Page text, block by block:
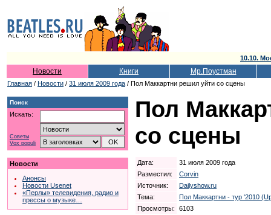
10.10.
Новости Книги Мр.Поустман
Главная / Новости / 31 июля 2009 года / Пол Маккартни решил уйти со сцены
Поиск
Искать:
Советы
Vox populi
Новости
Анонсы
Новости Usenet
«Перлы» телевидения, радио и
прессы о музыке…
Пол
со сцены
Дата:
31 июля 2009 года
Разместил:
Corvin
Источник:
Dailyshow.ru
Тема:
Пол Маккартни - тур '2010
Просмотры:
6103